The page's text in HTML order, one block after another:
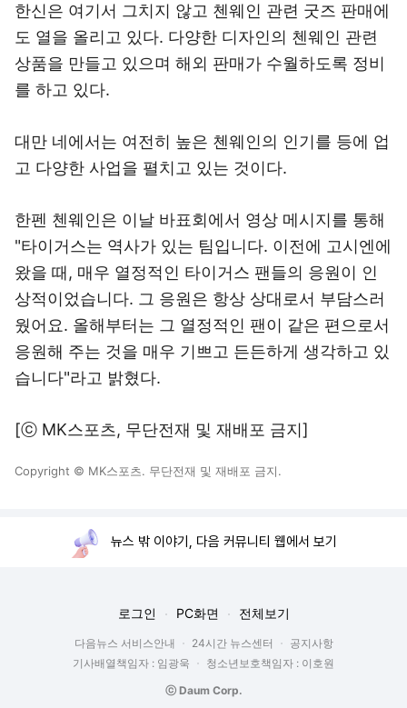
한신은 여기서 그치지 않고 첸웨인 관련 굿즈 판매에
도 열을 올리고 있다. 다양한 디자인의 첸웨인 관련
상품을 만들고 있으며 해외 판매가 수월하도록 정비
를 하고 있다.
대만 네에서는 여전히 높은 첸웨인의 인기를 등에 업
고 다양한 사업을 펼치고 있는 것이다.
한펜 첸웨인은 이날 바표회에서 영상 메시지를 통해
"타이거스는 역사가 있는 팀입니다. 이전에 고시엔에
왔을 때, 매우 열정적인 타이거스 팬들의 응원이 인
상적이었습니다. 그 응원은 항상 상대로서 부담스러
웠어요. 올해부터는 그 열정적인 팬이 같은 편으로서
응원해 주는 것을 매우 기쁘고 든든하게 생각하고 있
습니다"라고 밝혔다.
[ⓒ MK스포츠, 무단전재 및 재배포 금지]
Copyright © MK스포츠. 무단전재 및 재배포 금지.
뉴스 밖 이야기, 다음 커뮤니티 웹에서 보기
로그인 PC화면 전체보기
다음뉴스 서비스안내 24시간 뉴스센터
공지사항
기사배열책임자 : 임광욱
청소년보호책임자 : 이호원
ⓒ Daum Corp.